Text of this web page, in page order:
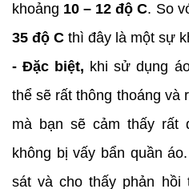
khoảng 10 – 12 độ C. So
35 độ C thì đây là một sự
- Đặc biệt, khi sử dụng
thể sẽ rất thông thoáng và
mà bạn sẽ cảm thấy rất
không bị vấy bẩn quần
sát và cho thấy phản